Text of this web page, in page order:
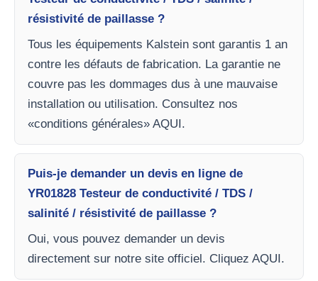
résistivité de paillasse ?
Tous les équipements Kalstein sont garantis 1 an
contre les défauts de fabrication. La garantie ne
couvre pas les dommages dus à une mauvaise
installation ou utilisation. Consultez nos
«conditions générales» AQUI.
Puis-je demander un devis en ligne de
YR01828 Testeur de conductivité / TDS /
salinité / résistivité de paillasse ?
Oui, vous pouvez demander un devis
directement sur notre site officiel. Cliquez AQUI.